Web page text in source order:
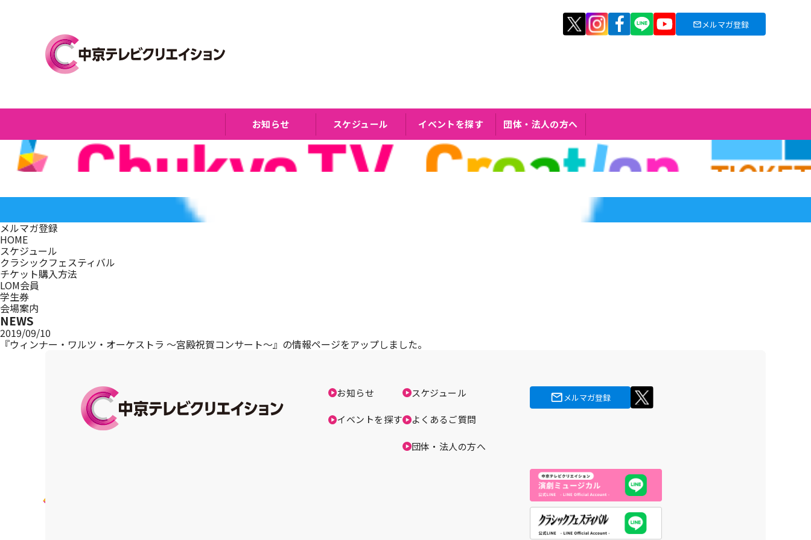
メルマガ登録
お知らせ スケジュール イベントを探す 団体・法人の方へ
メルマガ登録
HOME
スケジュール
クラシックフェスティバル
チケット購入方法
LOM会員
学生券
会場案内
NEWS
2019/09/10
『ウィンナー・ワルツ・オーケストラ ～宮殿祝賀コンサート～』の情報ページをアップしました。
お知らせ
イベントを探す
スケジュール
よくあるご質問
団体・法人の方へ
メルマガ登録